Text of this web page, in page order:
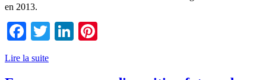
en 2013.
Facebook
TwitterLinkedIn
Lire la suite